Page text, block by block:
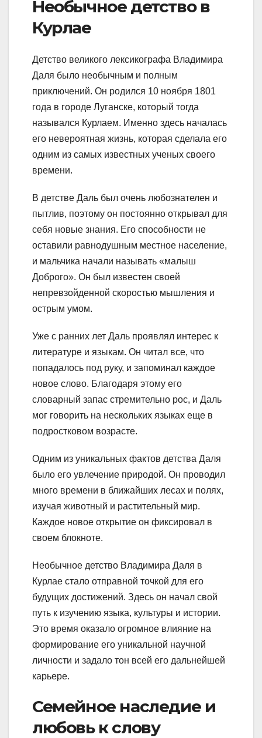
Необычное детство в
Курлае
Детство великого лексикографа Владимира
Даля было необычным и полным
приключений. Он родился 10 ноября 1801
года в городе Луганске, который тогда
назывался Курлаем. Именно здесь началась
его невероятная жизнь, которая сделала его
одним из самых известных ученых своего
времени.
В детстве Даль был очень любознателен и
пытлив, поэтому он постоянно открывал для
себя новые знания. Его способности не
оставили равнодушным местное население,
и мальчика начали называть «малыш
Доброго». Он был известен своей
непревзойденной скоростью мышления и
острым умом.
Уже с ранних лет Даль проявлял интерес к
литературе и языкам. Он читал все, что
попадалось под руку, и запоминал каждое
новое слово. Благодаря этому его
словарный запас стремительно рос, и Даль
мог говорить на нескольких языках еще в
подростковом возрасте.
Одним из уникальных фактов детства Даля
было его увлечение природой. Он проводил
много времени в ближайших лесах и полях,
изучая животный и растительный мир.
Каждое новое открытие он фиксировал в
своем блокноте.
Необычное детство Владимира Даля в
Курлае стало отправной точкой для его
будущих достижений. Здесь он начал свой
путь к изучению языка, культуры и истории.
Это время оказало огромное влияние на
формирование его уникальной научной
личности и задало тон всей его дальнейшей
карьере.
Семейное наследие и
любовь к слову